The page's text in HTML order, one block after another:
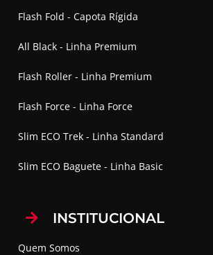
Flash Fold - Capota Rígida
All Black - Linha Premium
Flash Roller - Linha Premium
Flash Force - Linha Force
Slim ECO Trek - Linha Standard
Slim ECO Baguete - Linha Basic
INSTITUCIONAL
Quem Somos